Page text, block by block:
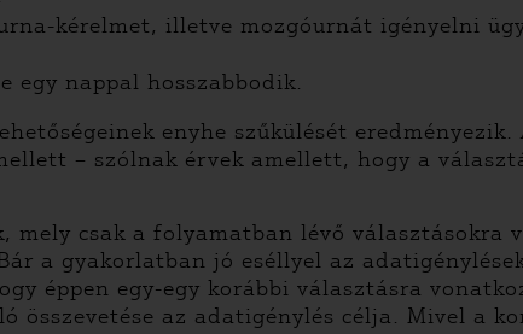
kérelmet, illetve mozgóurnát igényelni
egy nappal hosszabbodik.
enyhe szűkülését eredményezik.
– szólnak érvek amellett, hogy a
csak a folyamatban lévő választásokra
a gyakorlatban jó eséllyel az
éppen egy-egy korábbi választásra
az adatigénylés célja. Mivel a